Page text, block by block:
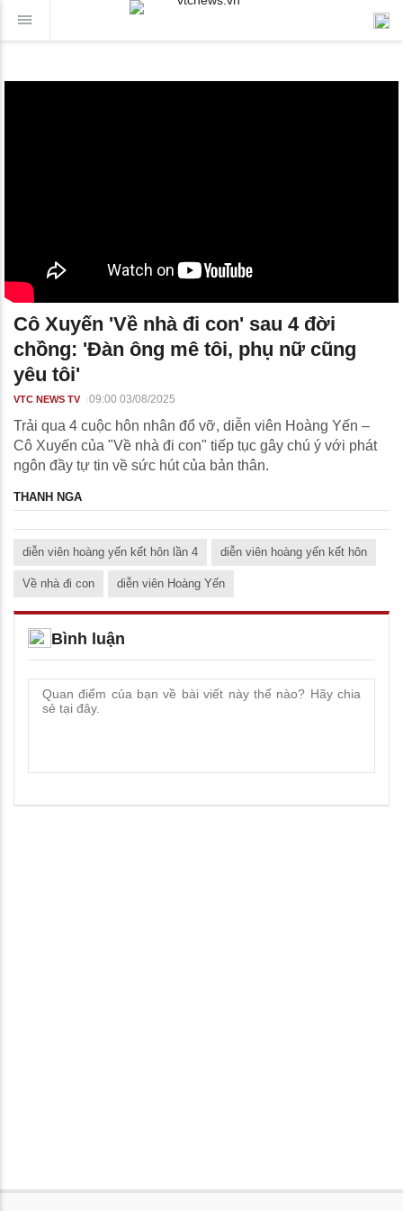
Cô Xuyến 'Về nhà đi con' sau 4 đời
chồng: 'Đàn ông mê tôi, phụ nữ cũng
yêu tôi'
VTC NEWS TV 09:00 03/08/2025
Trải qua 4 cuộc hôn nhân đổ vỡ, diễn viên Hoàng Yến –
Cô Xuyến của "Về nhà đi con" tiếp tục gây chú ý với phát
ngôn đầy tự tin về sức hút của bản thân.
THANH NGA
diễn viên hoàng yến kết hôn lần 4 diễn viên hoàng yến kết hôn
Về nhà đi con diễn viên Hoàng Yến
Bình luận